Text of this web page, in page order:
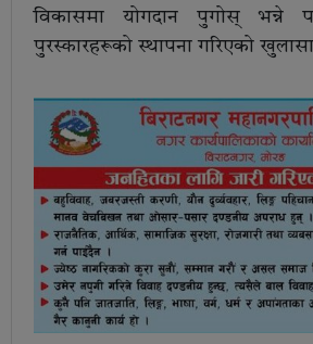
विकासमा योगदान पुगोस् भन्ने
पुरस्कारहरूको स्थापना गरिएको